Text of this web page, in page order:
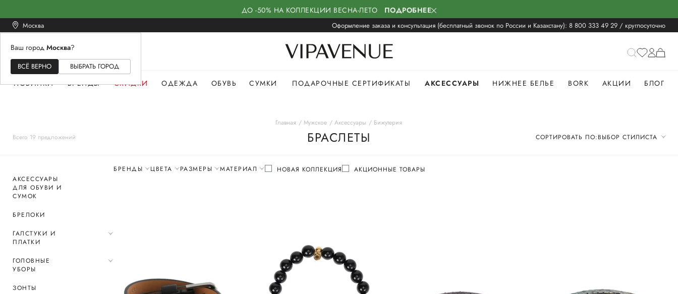
ДО -50% НА КОЛЛЕКЦИИ ВЕСНА-ЛЕТО ПОДРОБНЕЕ
Москва Оформление заказа и консультация (бесплатный звонок по России и Казахстану): 8 800 333 49 29 / круглосуточно
Ваш город Москва?
ВСЁ ВЕРНО ВЫБРАТЬ ГОРОД
ЖЕНСКОЕМУЖСКОЕ
НОВИНКИ БРЕНДЫ СКИДКИ ОДЕЖДА ОБУВЬ СУМКИ ПОДАРОЧНЫЕ СЕРТИФИКАТЫ АКСЕССУАРЫ НИЖНЕЕ БЕЛЬЕ BORK АКЦИИ БЛОГ
Всего 19 предложений
Главная Мужское Аксессуары Бижутерия
БРАСЛЕТЫ СОРТИРОВАТЬ ПО:ВЫБОР СТИЛИСТА
АКСЕССУАРЫ
ДЛЯ ОБУВИ И
СУМОК
БРЕЛОКИ
ГАЛСТУКИ И
ПЛАТКИ
ГОЛОВНЫЕ
УБОРЫ
ЗОНТЫ
БРЕНДЫ ЦВЕТА РАЗМЕРЫ МАТЕРИАЛ НОВАЯ КОЛЛЕКЦИЯ АКЦИОННЫЕ ТОВАРЫ